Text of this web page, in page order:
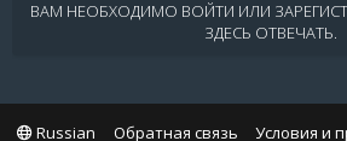
ВАМ НЕОБХОДИМО ВОЙТИ ИЛИ
ЗДЕСЬ ОТВЕЧАТЬ.
Russian Обратная связь Условия и